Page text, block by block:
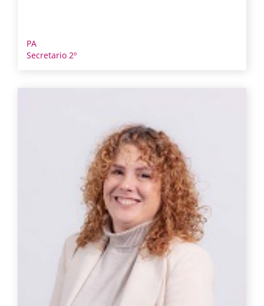
PA
Secretario 2º